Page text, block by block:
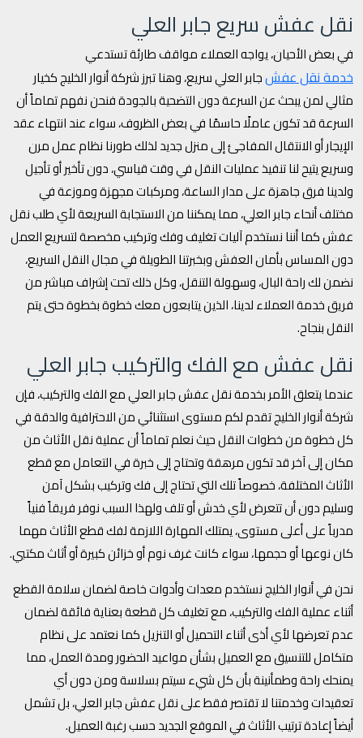
نقل عفش سريع جابر العلي
في بعض الأحيان، يواجه العملاء مواقف طارئة تستدعي
خدمة نقل عفشجابر العلي سريع، وهنا تبرز شركة أنوار الخليج كخيار
مثالي لمن يبحث عن السرعة دون التضحية بالجودة فنحن نفهم تماماً أن
السرعة قد تكون عاملًا حاسمًا في بعض الظروف، سواء عند انتهاء عقد
الإيجار أو الانتقال المفاجئ إلى منزل جديد لذلك طورنا نظام عمل مرن
وسريع يتيح لنا تنفيذ عمليات النقل في وقت قياسي، دون تأخير أو تأجيل
ولدينا فرق جاهزة على مدار الساعة، ومركبات مجهزة وموزعة في
مختلف أنحاء جابر العلي، مما يمكننا من الاستجابة السريعة لأي طلب نقل
عفش كما أننا نستخدم آليات تغليف وفك وتركيب مخصصة لتسريع العمل
دون المساس بأمان العفش وبخبرتنا الطويلة في مجال النقل السريع،
نضمن لك راحة البال، وسهولة التنقل، وكل ذلك تحت إشراف مباشر من
فريق خدمة العملاء لدينا، الذين يتابعون معك خطوة بخطوة حتى يتم
النقل بنجاح.
نقل عفش مع الفك والتركيب جابر العلي
عندما يتعلق الأمر بخدمة نقل عفش جابر العلي مع الفك والتركيب، فإن
شركة أنوار الخليج تقدم لكم مستوى استثنائي من الاحترافية والدقة في
كل خطوة من خطوات النقل حيث نعلم تماماً أن عملية نقل الأثاث من
مكان إلى آخر قد تكون مرهقة وتحتاج إلى خبرة في التعامل مع قطع
الأثاث المختلفة، خصوصاً تلك التي تحتاج إلى فك وتركيب بشكل آمن
وسليم دون أن تتعرض لأي خدش أو تلف ولهذا السبب نوفر فريقاً فنياً
مدرباً على أعلى مستوى، يمتلك المهارة اللازمة لفك قطع الأثاث مهما
كان نوعها أو حجمها، سواء كانت غرف نوم أو خزائن كبيرة أو أثاث مكتبي.
نحن في أنوار الخليج نستخدم معدات وأدوات خاصة لضمان سلامة القطع
أثناء عملية الفك والتركيب، مع تغليف كل قطعة بعناية فائقة لضمان
عدم تعرضها لأي أذى أثناء التحميل أو التنزيل كما نعتمد على نظام
متكامل للتنسيق مع العميل بشأن مواعيد الحضور ومدة العمل، مما
يمنحك راحة وطمأنينة بأن كل شيء سيتم بسلاسة ومن دون أي
تعقيدات وخدمتنا لا تقتصر فقط على نقل عفش جابر العلي، بل تشمل
أيضاً إعادة ترتيب الأثاث في الموقع الجديد حسب رغبة العميل.